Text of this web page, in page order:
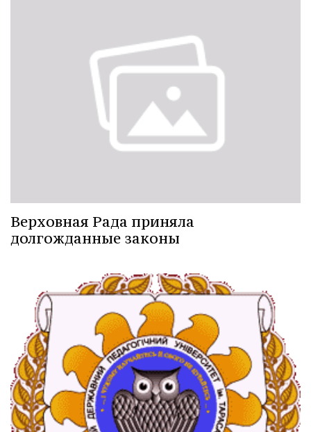
Верховная Рада приняла
долгожданные законы